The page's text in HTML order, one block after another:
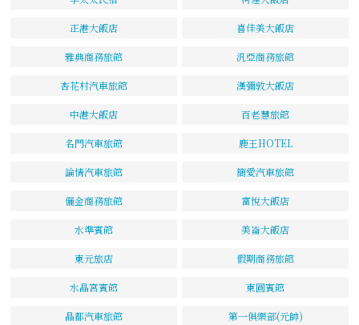
正港大飯店 喜佳美大飯店
雅典商務旅館 汎亞商務旅館
杏花村汽車旅館 漢彌敦大飯店
中港大飯店 百老慧旅館
名門汽車旅館 鹿王HOTEL
論情汽車旅館 簡愛汽車旅館
儷金商務旅館 富悅大飯店
水準賓館 美崙大飯店
東元旅店 假期商務旅館
水晶宮賓館 東圓賓館
晶都汽車旅館 第一俱樂部(元帥)